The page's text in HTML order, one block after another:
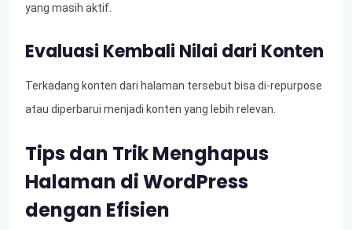
yang masih aktif.
Evaluasi Kembali Nilai dari Konten
Terkadang konten dari halaman tersebut bisa di-repurpose
atau diperbarui menjadi konten yang lebih relevan.
Tips dan Trik Menghapus
Halaman di WordPress
dengan Efisien